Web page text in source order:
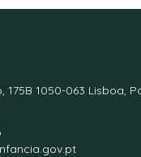
175B 1050-063 Lisboa,